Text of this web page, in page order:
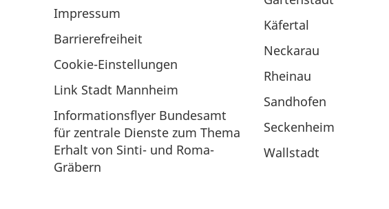
Impressum
Barrierefreiheit
Cookie-Einstellungen
Link Stadt Mannheim
Informationsflyer Bundesamt
für zentrale Dienste zum Thema
Erhalt von Sinti- und Roma-
Gräbern
Käfertal
Neckarau
Rheinau
Sandhofen
Seckenheim
Wallstadt